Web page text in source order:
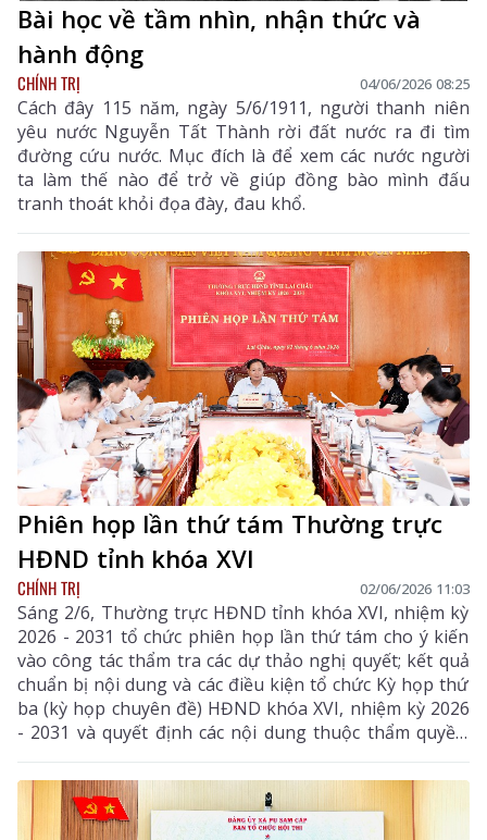
Bài học về tầm nhìn, nhận thức và
hành động
CHÍNH TRỊ 04/06/2026 08:25
Cách đây 115 năm, ngày 5/6/1911, người thanh niên
yêu nước Nguyễn Tất Thành rời đất nước ra đi tìm
đường cứu nước. Mục đích là để xem các nước người
ta làm thế nào để trở về giúp đồng bào mình đấu
tranh thoát khỏi đọa đày, đau khổ.
Phiên họp lần thứ tám Thường trực
HĐND tỉnh khóa XVI
CHÍNH TRỊ 02/06/2026 11:03
Sáng 2/6, Thường trực HĐND tỉnh khóa XVI, nhiệm kỳ
2026 - 2031 tổ chức phiên họp lần thứ tám cho ý kiến
vào công tác thẩm tra các dự thảo nghị quyết; kết quả
chuẩn bị nội dung và các điều kiện tổ chức Kỳ họp thứ
ba (kỳ họp chuyên đề) HĐND khóa XVI, nhiệm kỳ 2026
- 2031 và quyết định các nội dung thuộc thẩm quyền.
Đồng chí Lê Minh Ngân - Ủy viên Ban Chấp hành
Trung ương Đảng, Bí thư Tỉnh ủy, Chủ tịch HĐND tỉnh
chủ trì phiên họp.